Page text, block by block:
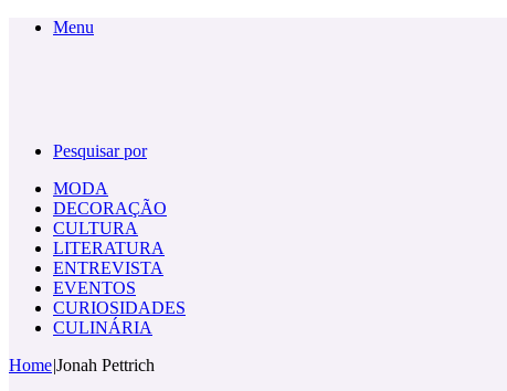
Menu
Pesquisar por
MODA
DECORAÇÃO
CULTURA
LITERATURA
ENTREVISTA
EVENTOS
CURIOSIDADES
CULINÁRIA
Home|Jonah Pettrich